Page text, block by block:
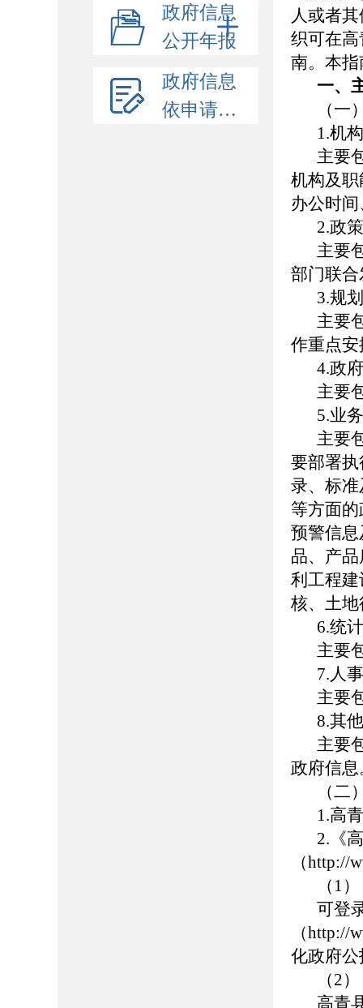
政府信息
公开年报
政府信息
依申请公开
人或者
织可在高
南。本
一、
（
1.机
主要
机构及
办公时
2.政
主要
部门联
3.规
主要
作重点
4.政
主要
5.业
主要
要部署
录、标
等方面
预警信
品、产
利工程
核、土
6.统
主要
7.人
主要
8.其
主要
政府信息
（二
1.高
2.《
（http://
（1
可登
（http://
化政府
（2
高青